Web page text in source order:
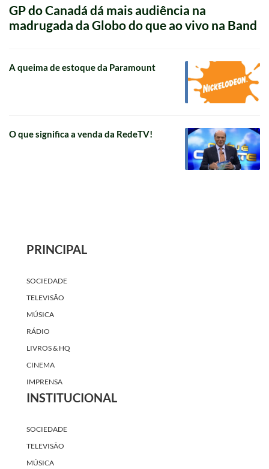
GP do Canadá dá mais audiência na
madrugada da Globo do que ao vivo na Band
A queima de estoque da Paramount
O que significa a venda da RedeTV!
PRINCIPAL
SOCIEDADE
TELEVISÃO
MÚSICA
RÁDIO
LIVROS & HQ
CINEMA
IMPRENSA
INSTITUCIONAL
SOCIEDADE
TELEVISÃO
MÚSICA